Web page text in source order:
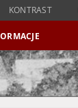
KONTRAST